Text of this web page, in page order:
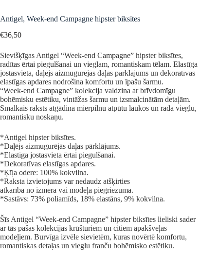
Antigel, Week-end Campagne hipster biksītes
€36,50
Sievišķīgas Antigel “Week-end Campagne” hipster biksītes,
radītas ērtai piegulšanai un vieglam, romantiskam tēlam. Elastīga
jostasvieta, daļējs aizmugurējās daļas pārklājums un dekoratīvas
elastīgas apdares nodrošina komfortu un īpašu šarmu.
“Week-end Campagne” kolekcija valdzina ar brīvdomīgu
bohēmisku estētiku, vintāžas šarmu un izsmalcinātām detaļām.
Smalkais raksts atgādina mierpilnu atpūtu laukos un rada vieglu,
romantisku noskaņu.
*Antigel hipster biksītes.
*Daļējs aizmugurējās daļas pārklājums.
*Elastīga jostasvieta ērtai piegulšanai.
*Dekoratīvas elastīgas apdares.
*Ķīļa odere: 100% kokvilna.
*Raksta izvietojums var nedaudz atšķirties
atkarībā no izmēra vai modeļa piegriezuma.
*Sastāvs: 73% poliamīds, 18% elastāns, 9% kokvilna.
Šīs Antigel “Week-end Campagne” hipster biksītes lieliski sader
ar tās pašas kolekcijas krūšturiem un citiem apakšveļas
modeļiem. Burvīga izvēle sievietēm, kuras novērtē komfortu,
romantiskas detaļas un vieglu franču bohēmisko estētiku.